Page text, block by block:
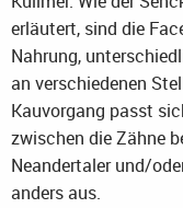
erläutert, sind die
Nahrung,
an verschiedenen
Kauvorgang passt
zwischen die Zähne
Neandertaler und/
anders aus.